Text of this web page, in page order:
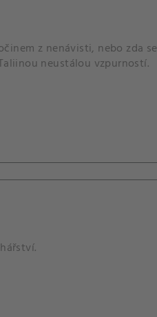
z nenávisti, nebo zda se
neustálou vzpurností.